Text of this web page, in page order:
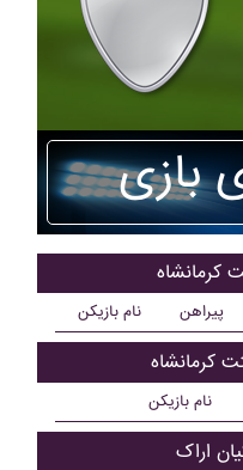
بازی
کرمانشاه
نام بازیکن پیراهن
کرمانشاه
نام بازیکن
اراک